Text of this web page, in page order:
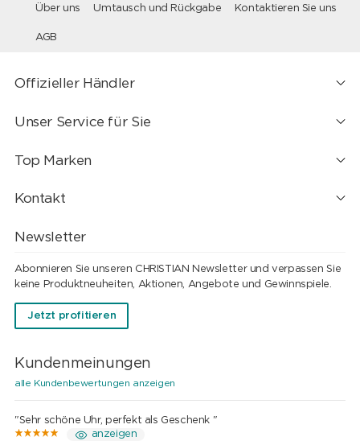
Über uns Umtausch und Rückgabe Kontaktieren Sie uns
AGB
Offizieller Händler
Unser Service für Sie
Top Marken
Kontakt
Newsletter
Abonnieren Sie unseren CHRISTIAN Newsletter und verpassen Sie
keine Produktneuheiten, Aktionen, Angebote und Gewinnspiele.
Jetzt profitieren
Kundenmeinungen
alle Kundenbewertungen anzeigen
"Sehr schöne Uhr, perfekt als Geschenk "
anzeigen